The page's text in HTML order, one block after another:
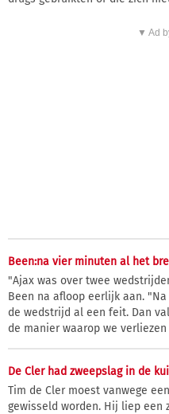
▼ Ad
Been:na vier minuten al het
"Ajax was over twee
Been na afloop eerlijk aan.
de wedstrijd al een feit. Dan
de manier waarop we
De Cler had zweepslag in de
Tim de Cler moest vanwege
gewisseld worden. Hij liep een